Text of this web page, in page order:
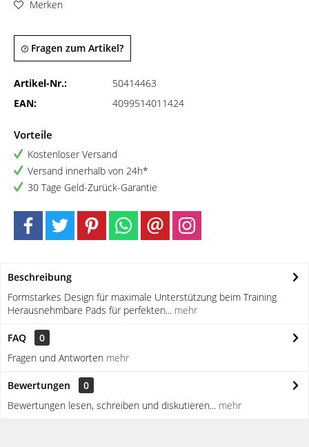
Merken
Fragen zum Artikel?
Artikel-Nr.:
50414463
EAN:
4099514011424
Vorteile
Kostenloser Versand
Versand innerhalb von 24h*
30 Tage Geld-Zurück-Garantie
Beschreibung
Formstarkes Design für maximale Unterstützung beim Training
Herausnehmbare Pads für perfekten... mehr
FAQ
0
Fragen und Antworten mehr
Bewertungen
0
Bewertungen lesen, schreiben und diskutieren... mehr